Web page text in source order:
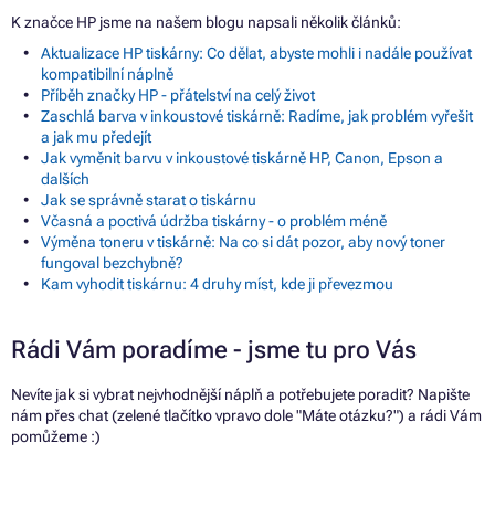
K značce HP jsme na našem blogu napsali několik článků:
Aktualizace HP tiskárny: Co dělat, abyste mohli i nadále používat
kompatibilní náplně
Příběh značky HP - přátelství na celý život
Zaschlá barva v inkoustové tiskárně: Radíme, jak problém vyřešit
a jak mu předejít
Jak vyměnit barvu v inkoustové tiskárně HP, Canon, Epson a
dalších
Jak se správně starat o tiskárnu
Včasná a poctivá údržba tiskárny - o problém méně
Výměna toneru v tiskárně: Na co si dát pozor, aby nový toner
fungoval bezchybně?
Kam vyhodit tiskárnu: 4 druhy míst, kde ji převezmou
Rádi Vám poradíme - jsme tu pro Vás
Nevíte jak si vybrat nejvhodnější náplň a potřebujete poradit? Napište
nám přes chat (zelené tlačítko vpravo dole "Máte otázku?") a rádi Vám
pomůžeme :)